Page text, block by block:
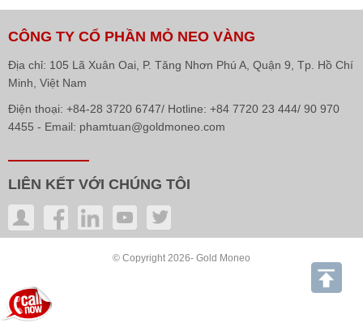
CÔNG TY CỔ PHẦN MỎ NEO VÀNG
Địa chỉ: 105 Lã Xuân Oai, P. Tăng Nhơn Phú A, Quận 9, Tp. Hồ Chí
Minh, Việt Nam
Điện thoại: +84-28 3720 6747/ Hotline: +84 7720 23 444/ 90 970
4455 - Email: phamtuan@goldmoneo.com
LIÊN KẾT VỚI CHÚNG TÔI
© Copyright 2026- Gold Moneo